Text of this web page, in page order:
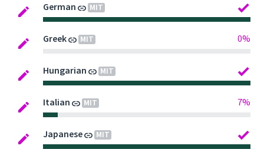
German MIT
Greek MIT 0%
Hungarian MIT
Italian MIT 7%
Japanese MIT